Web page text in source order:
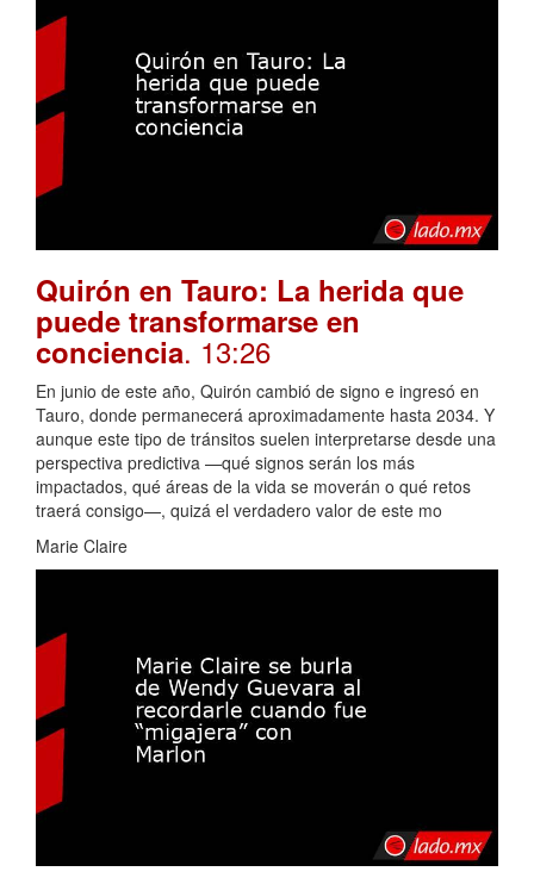
Quirón en Tauro: La herida que
puede transformarse en
conciencia. 13:26
En junio de este año, Quirón cambió de signo e ingresó en
Tauro, donde permanecerá aproximadamente hasta 2034. Y
aunque este tipo de tránsitos suelen interpretarse desde una
perspectiva predictiva —qué signos serán los más
impactados, qué áreas de la vida se moverán o qué retos
traerá consigo—, quizá el verdadero valor de este mo
Marie Claire